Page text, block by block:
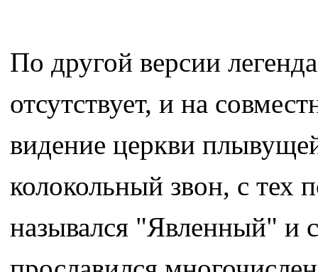
По другой версии
отсутствует, и на
видение церкви
колокольный звон, с тех
назывался "Явленный" и